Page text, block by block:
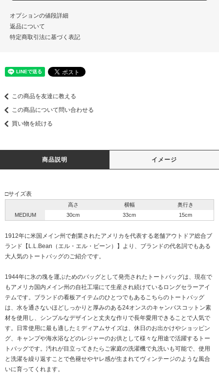
オプションの値段詳細
返品について
特定商取引法に基づく表記
この商品を友達に教える
この商品について問い合わせる
買い物を続ける
商品説明 イメージ
□サイズ表
高さ 横幅
奥行き
MEDIUM
30cm 33cm 15cm
1912年に米国メイン州で創業されたアメリカを代表する老舗アウトドア総合ブ
ランド【L.L.Bean（エル・エル・ビーン）】より、ブランドの代名詞でもある
大人気のトートバッグのご紹介です。
1944年に氷の塊を運ぶためのバッグとして発売されたトートバッグは、現在で
もアメリカ国内メイン州の自社工場にて生産され続けているロングセラーアイ
テムです。ブランドの看板アイテムのひとつでもあるこちらのトートバッグ
は、水を通さないほどしっかりと厚みのある24オンスのキャンバスコットン素
材を使用し、シンプルなデザインと丈夫な作りで長年愛用できることで人気で
す。日常使用に最も適したミディアムサイズは、休日のお出かけやショッピン
グ、キャンプや海水浴などのレジャーのお供として様々な用途で活躍するトー
トバッグです。汚れが目立ってきたらご家庭の洗濯機で丸洗いも可能で、使用
と洗濯を繰り返すことで色褪せやヤレ感が生まれてヴィンテージのような風合
いに育ってくれます。